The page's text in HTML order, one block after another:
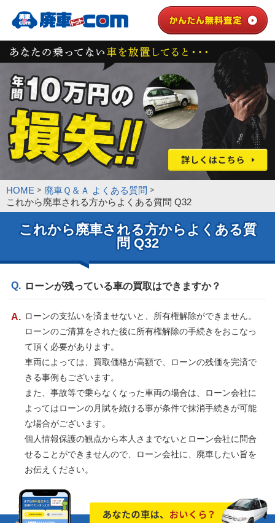
HOME
廃車Ｑ＆Ａ よくある質問
これから廃車される方からよくある質問 Q32
これから廃車される方からよくある質
問 Q32
ローンが残っている車の買取はできますか？
ローンの支払いを済ませないと、所有権解除ができません。
ローンのご清算をされた後に所有権解除の手続きをおこなっ
て頂く必要があります。
車両によっては、買取価格が高額で、ローンの残価を完済で
きる事例もございます。
また、事故等で乗らなくなった車両の場合は、ローン会社に
よってはローンの月賦を続ける事が条件で抹消手続きが可能
な場合がございます。
個人情報保護の観点から本人さまでないとローン会社に問合
せることができませんので、ローン会社に、廃車したい旨を
お伝えください。